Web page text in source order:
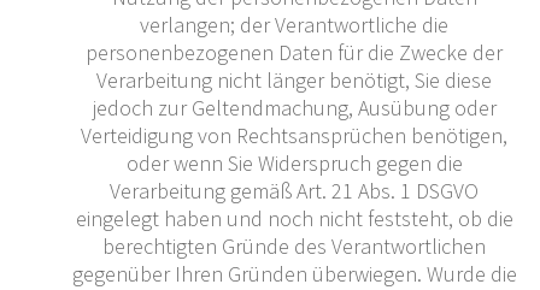
verlangen; der Verantwortliche die
personenbezogenen Daten für die Zwecke der
Verarbeitung nicht länger benötigt, Sie diese
jedoch zur Geltendmachung, Ausübung oder
Verteidigung von Rechtsansprüchen benötigen,
oder wenn Sie Widerspruch gegen die
Verarbeitung gemäß Art. 21 Abs. 1 DSGVO
eingelegt haben und noch nicht feststeht, ob die
berechtigten Gründe des Verantwortlichen
gegenüber Ihren Gründen überwiegen. Wurde die